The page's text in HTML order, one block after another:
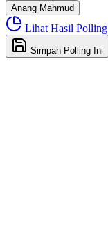
Anang Mahmud
Lihat Hasil Polling
Simpan Polling Ini